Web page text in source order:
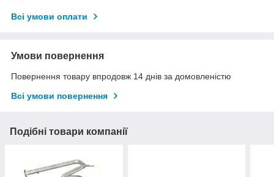
Всі умови оплати
Умови повернення
Повернення товару впродовж 14 днів за домовленістю
Всі умови повернення
Подібні товари компанії